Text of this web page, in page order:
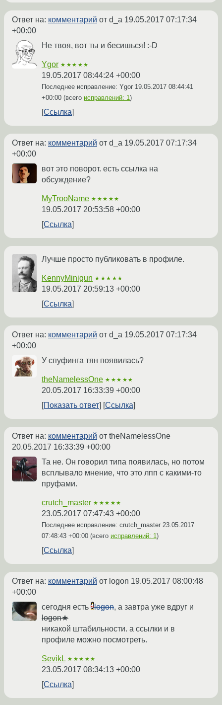
Ответ на: комментарий от d_a 19.05.2017 07:17:34
+00:00
Не твоя, вот ты и бесишься! :-D
Ygor ★★★★★
19.05.2017 08:44:24 +00:00
Последнее исправление: Ygor 19.05.2017 08:44:41
+00:00 (всего исправлений: 1)
Ссылка
Ответ на: комментарий от d_a 19.05.2017 07:17:34
+00:00
вот это поворот. есть ссылка на
обсуждение?
MyTrooName ★★★★★
19.05.2017 20:53:58 +00:00
Ссылка
Лучше просто публиковать в профиле.
KennyMinigun ★★★★★
19.05.2017 20:59:13 +00:00
Ссылка
Ответ на: комментарий от d_a 19.05.2017 07:17:34
+00:00
У спуфинга тян появилась?
theNamelessOne ★★★★★
20.05.2017 16:33:39 +00:00
Показать ответ
Ссылка
Ответ на: комментарий от theNamelessOne
20.05.2017 16:33:39 +00:00
Та не. Он говорил типа появилась, но потом
всплывало мнение, что это лпп с какими-то
пруфами.
crutch_master ★★★★★
23.05.2017 07:47:43 +00:00
Последнее исправление: crutch_master 23.05.2017
07:48:43 +00:00 (всего исправлений: 1)
Ссылка
Ответ на: комментарий от logon 19.05.2017 08:00:48
+00:00
сегодня есть
logon, а завтра уже вдруг и
logon★
никакой штабильности. а ссылки и в
профиле можно посмотреть.
SevikL ★★★★★
23.05.2017 08:34:13 +00:00
Ссылка